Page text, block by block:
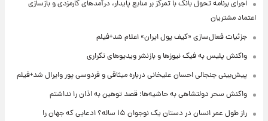
اجرای برنامه تحول بانک با تمرکز بر منابع پایدار، درآمدهای کارمزدی و بازسازی
اعتماد مشتریان
جزئیات فعال‌سازی «کیف پول ایران» اعلام شد+فیلم
واکنش پلیس به فیک نیوزها و بازنشر ویدیوهای تکراری
پیش‌بینی جنجالی احسان علیخانی درباره میثاقی و فردوسی پور وایرال شد+فیلم
واکنش سحر دولتشاهی به حاشیه‌ها: قصد توهین به اذان را نداشتم
راز طول عمر انسان در دستان یک نوجوان ۱۵ ساله؟ ادعایی که جهان را